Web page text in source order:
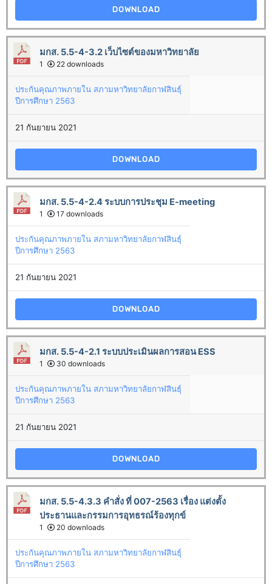
DOWNLOAD
มกส. 5.5-4-3.2 เว็บไซต์ของมหาวิทยาลัย
1 22 downloads
ประกันคุณภาพภายใน สภามหาวิทยาลัยกาฬสินธุ์
ปีการศึกษา 2563
21 กันยายน 2021
DOWNLOAD
มกส. 5.5-4-2.4 ระบบการประชุม E-meeting
1 17 downloads
ประกันคุณภาพภายใน สภามหาวิทยาลัยกาฬสินธุ์
ปีการศึกษา 2563
21 กันยายน 2021
DOWNLOAD
มกส. 5.5-4-2.1 ระบบประเมินผลการสอน ESS
1 30 downloads
ประกันคุณภาพภายใน สภามหาวิทยาลัยกาฬสินธุ์
ปีการศึกษา 2563
21 กันยายน 2021
DOWNLOAD
มกส. 5.5-4.3.3 คำสั่ง ที่ 007-2563 เรื่อง แต่งตั้ง
ประธานและกรรมการอุทธรณ์ร้องทุกข์
1 20 downloads
ประกันคุณภาพภายใน สภามหาวิทยาลัยกาฬสินธุ์
ปีการศึกษา 2563